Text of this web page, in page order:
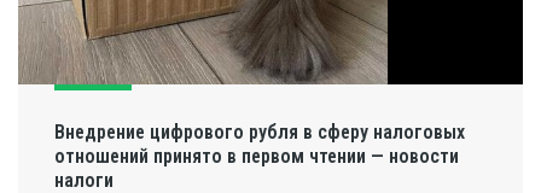
Внедрение цифрового рубля в сферу налоговых
отношений принято в первом чтении — новости
налоги